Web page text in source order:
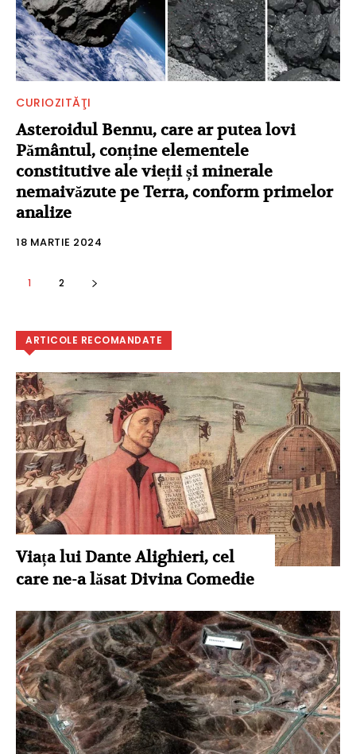
CURIOZITĂŢI
Asteroidul Bennu, care ar putea lovi
Pământul, conține elementele
constitutive ale vieții și minerale
nemaivăzute pe Terra, conform primelor
analize
18 MARTIE 2024
1 2
ARTICOLE RECOMANDATE
Viața lui Dante Alighieri, cel
care ne-a lăsat Divina Comedie